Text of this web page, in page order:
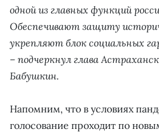
одной из главных функций
Обеспечивают защиту
укрепляют блок социальных
– подчеркнул глава
Бабушкин.
Напомним, что в условиях
голосование проходит по